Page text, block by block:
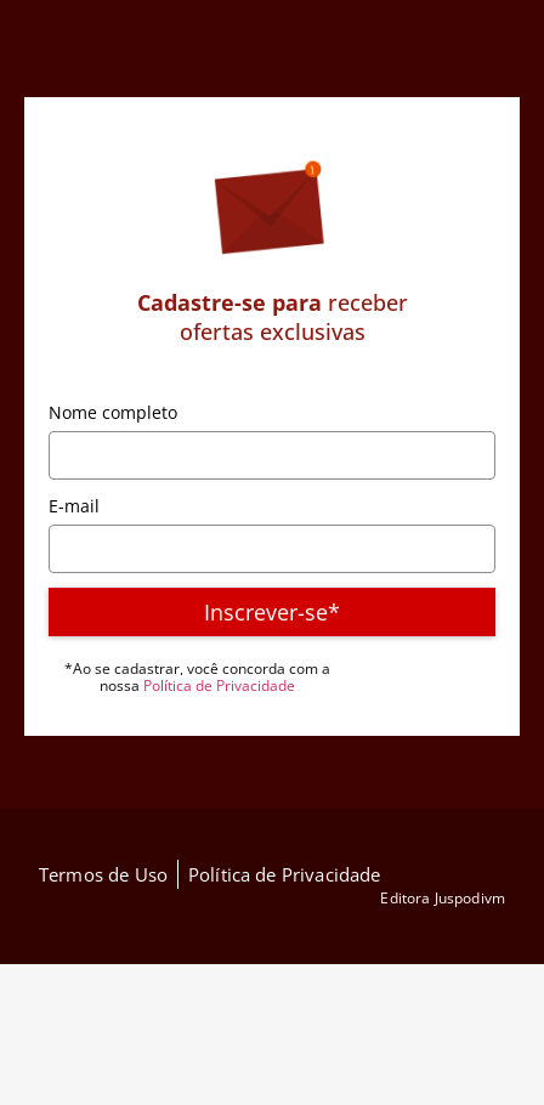
Cadastre-se para receber
ofertas exclusivas
Nome completo
E-mail
Inscrever-se*
*Ao se cadastrar, você concorda com a
nossa Política de Privacidade
Termos de Uso Política de Privacidade
Editora Juspodivm